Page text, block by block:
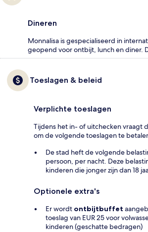
Dineren
Monnalisa is gespecialiseerd in
geopend voor ontbijt, lunch en diner.
Toeslagen & beleid
Verplichte toeslagen
Tijdens het in- of uitchecken vraagt
om de volgende toeslagen te
De stad heft de volgende
persoon, per nacht. Deze
kinderen die jonger zijn dan 18
Optionele extra's
Er wordt ontbijtbuffet
toeslag van EUR 25 voor
kinderen (geschatte bedragen)